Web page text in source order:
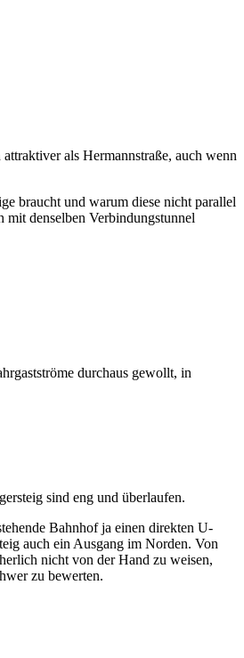
als Hermannstraße, auch wenn
braucht und warum diese nicht parallel
denselben Verbindungstunnel
durchaus gewollt, in
sind eng und überlaufen.
Bahnhof ja einen direkten U-
auch ein Ausgang im Norden. Von
nicht von der Hand zu weisen,
zu bewerten.